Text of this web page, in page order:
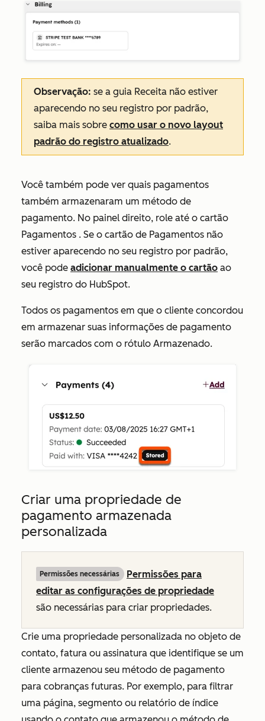
Observação: se a guia Receita não estiver
aparecendo no seu registro por padrão,
saiba mais sobre como usar o novo layout
padrão do registro atualizado.
Você também pode ver quais pagamentos
também armazenaram um método de
pagamento. No painel direito, role até o cartão
Pagamentos . Se o cartão de Pagamentos não
estiver aparecendo no seu registro por padrão,
você pode adicionar manualmente o cartão ao
seu registro do HubSpot.
Todos os pagamentos em que o cliente concordou
em armazenar suas informações de pagamento
serão marcados com o rótulo Armazenado.
Criar uma propriedade de
pagamento armazenada
personalizada
Permissões necessárias
Permissões para
editar as configurações de propriedade
são necessárias para criar propriedades.
Crie uma propriedade personalizada no objeto de
contato, fatura ou assinatura que identifique se um
cliente armazenou seu método de pagamento
para cobranças futuras. Por exemplo, para filtrar
uma página, segmento ou relatório de índice